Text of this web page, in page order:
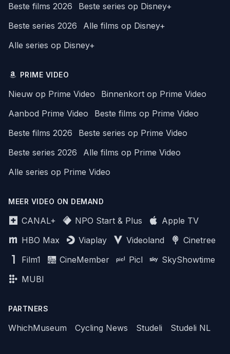
Beste films 2026
Beste series op Disney+
Beste series 2026
Alle films op Disney+
Alle series op Disney+
PRIME VIDEO
Nieuw op Prime Video
Binnenkort op Prime Video
Aanbod Prime Video
Beste films op Prime Video
Beste films 2026
Beste series op Prime Video
Beste series 2026
Alle films op Prime Video
Alle series op Prime Video
MEER VIDEO ON DEMAND
CANAL+ NPO Start & Plus
Apple TV
HBO Max
Viaplay Videoland
Cinetree
Film1
CineMember Picl
SkyShowtime
MUBI
PARTNERS
WhichMuseum Cycling News Studeli Studeli NL